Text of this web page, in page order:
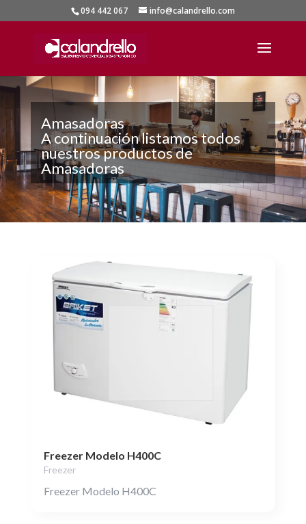
094 442 067 info@calandrello.com
Amasadoras
A continuación listamos todos
nuestros productos de
Amasadoras
Freezer Modelo H400C
Freezer
Freezer Modelo H400C